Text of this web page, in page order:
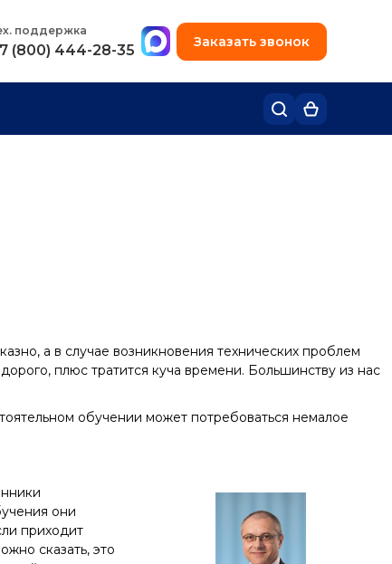
поддержка
(800) 444-28-35
+7 (495) 780-48-49
Заказать звонок
а в случае возникновения технических проблем
плюс тратится куча времени. Большинству из нас
обучении может потребоваться немалое
они
приходит
сказать, это